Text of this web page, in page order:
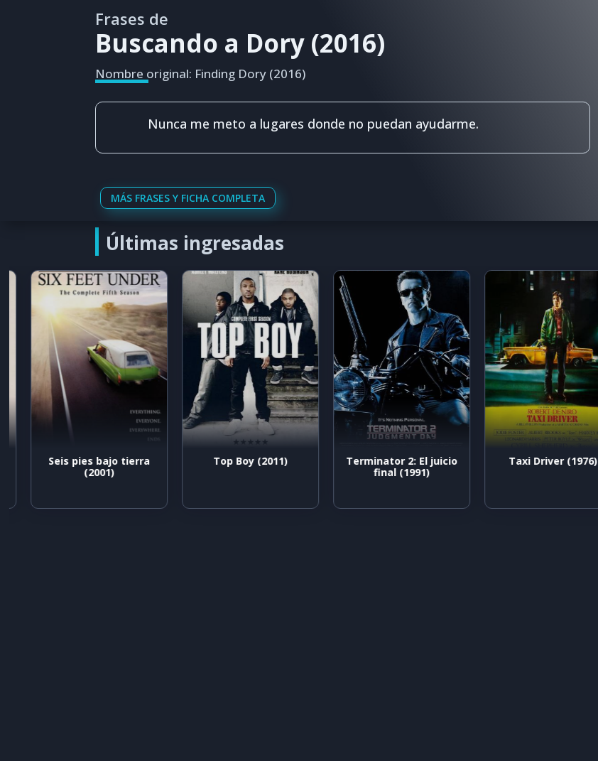
Frases de
Buscando a Dory (2016)
Nombre original: Finding Dory (2016)
Nunca me meto a lugares donde no puedan ayudarme.
MÁS FRASES Y FICHA COMPLETA
Últimas ingresadas
Seis pies bajo tierra
(2001)
Top Boy (2011)
Terminator 2: El juicio
final (1991)
Taxi Driver (1976)